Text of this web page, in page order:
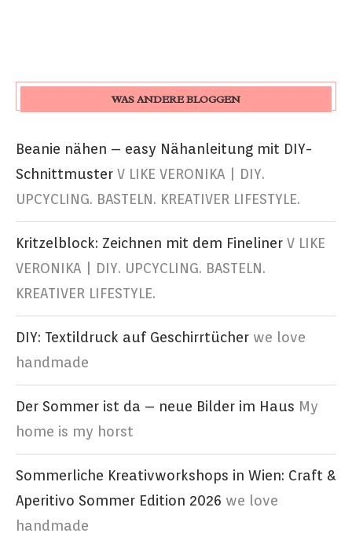
WAS ANDERE BLOGGEN
Beanie nähen – easy Nähanleitung mit DIY-
Schnittmuster V LIKE VERONIKA | DIY.
UPCYCLING. BASTELN. KREATIVER LIFESTYLE.
Kritzelblock: Zeichnen mit dem Fineliner V LIKE
VERONIKA | DIY. UPCYCLING. BASTELN.
KREATIVER LIFESTYLE.
DIY: Textildruck auf Geschirrtücher we love
handmade
Der Sommer ist da – neue Bilder im Haus My
home is my horst
Sommerliche Kreativworkshops in Wien: Craft &
Aperitivo Sommer Edition 2026 we love
handmade